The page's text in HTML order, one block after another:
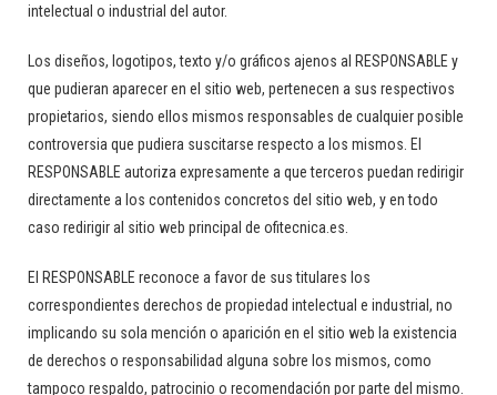
intelectual o industrial del autor.
Los diseños, logotipos, texto y/o gráficos ajenos al RESPONSABLE y
que pudieran aparecer en el sitio web, pertenecen a sus respectivos
propietarios, siendo ellos mismos responsables de cualquier posible
controversia que pudiera suscitarse respecto a los mismos. El
RESPONSABLE autoriza expresamente a que terceros puedan redirigir
directamente a los contenidos concretos del sitio web, y en todo
caso redirigir al sitio web principal de ofitecnica.es.
El RESPONSABLE reconoce a favor de sus titulares los
correspondientes derechos de propiedad intelectual e industrial, no
implicando su sola mención o aparición en el sitio web la existencia
de derechos o responsabilidad alguna sobre los mismos, como
tampoco respaldo, patrocinio o recomendación por parte del mismo.